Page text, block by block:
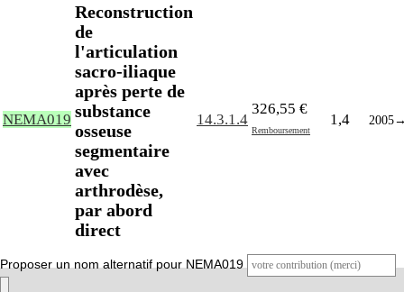
NEMA019
Reconstruction
de
l'articulation
sacro-iliaque
après perte de
substance
osseuse
segmentaire
avec
arthrodèse,
par abord
direct
14.3.1.4
326,55 €
Remboursement
1,4 2005
Proposer un nom alternatif pour NEMA019